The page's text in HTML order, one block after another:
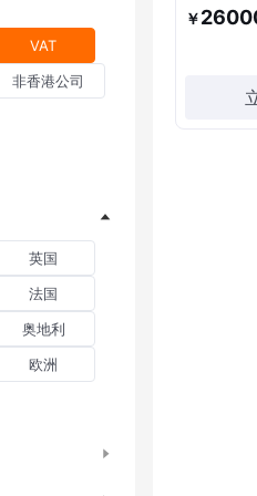
VAT
非香港公司
英国
法国
奥地利
欧洲
务申报
￥